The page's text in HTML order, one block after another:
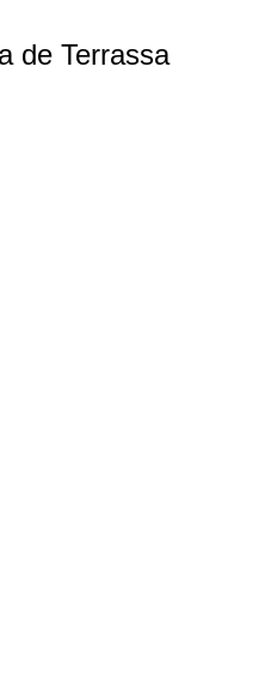
de Terrassa